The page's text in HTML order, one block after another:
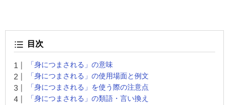
目次
「身につまされる」の意味
「身につまされる」の使用場面と例文
「身につまされる」を使う際の注意点
「身につまされる」の類語・言い換え